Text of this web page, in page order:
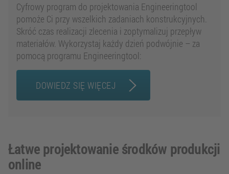
Cyfrowy program do projektowania Engineeringtool
pomoże Ci przy wszelkich zadaniach konstrukcyjnych.
Skróć czas realizacji zlecenia i zoptymalizuj przepływ
materiałów. Wykorzystaj każdy dzień podwójnie – za
pomocą programu Engineeringtool:
DOWIEDZ SIĘ WIĘCEJ
Łatwe projektowanie środków produkcji
online